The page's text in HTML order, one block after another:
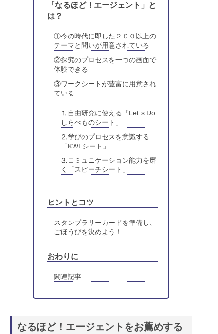
「なるほど！エージェント」と
は？
①今の時代に即した２００以上の
テーマと問いが用意されている
②探究のプロセスを一つの画面で
体験できる
③ワークシートが豊富に用意され
ている
⒈自由研究に使える「Let`s Do
しらべものシート」
⒉学びのプロセスを意識する
「KWLシート」
⒊コミュニケーション能力を磨
く「スピーチシート」
ヒントとコツ
スタンプラリーカードを準備し、
ごほうびを決めよう！
おわりに
関連記事
なるほど！エージェントをお薦めする